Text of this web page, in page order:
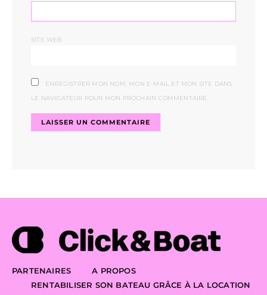
SITE WEB
ENREGISTRER MON NOM, MON E-MAIL ET MON SITE DANS
LE NAVIGATEUR POUR MON PROCHAIN COMMENTAIRE.
PARTENAIRES
A PROPOS
RENTABILISER SON BATEAU GRÂCE À LA LOCATION